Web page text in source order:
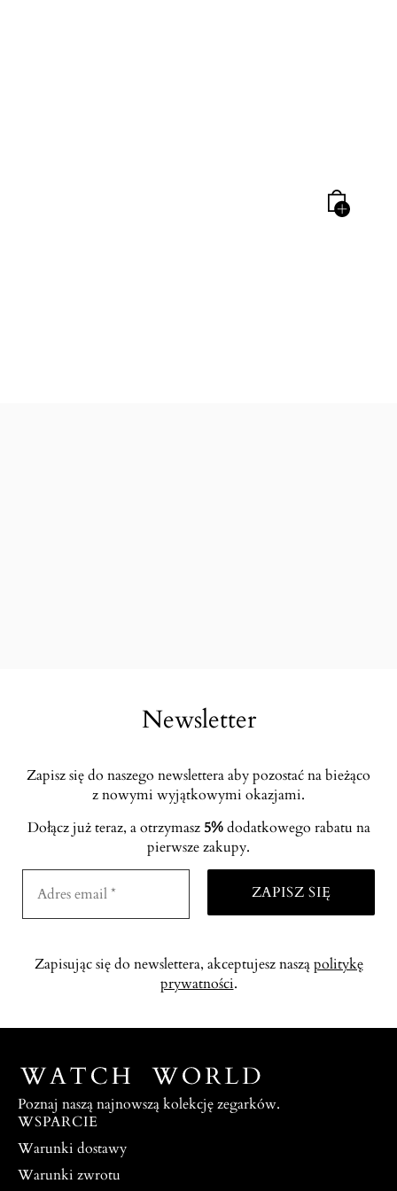
Newsletter
Zapisz się do naszego newslettera aby pozostać na bieżąco
z nowymi wyjątkowymi okazjami.
Dołącz już teraz, a otrzymasz 5%dodatkowego rabatu na
pierwsze zakupy.
Zapisując się do newslettera, akceptujesz nasząpolitykę
prywatności.
Poznaj naszą najnowszą kolekcję zegarków.
WSPARCIE
Warunki dostawy
Warunki zwrotu